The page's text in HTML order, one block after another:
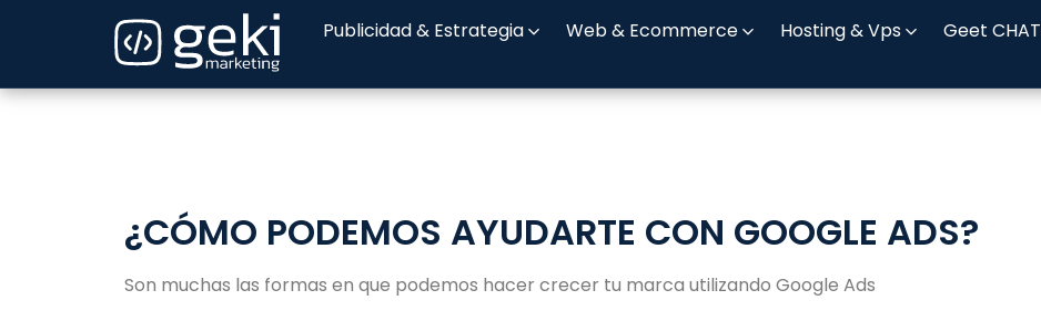
Publicidad & Estrategia Web & Ecommerce Hosting & Vps Geet CHAT
¿CÓMO PODEMOS AYUDARTE CON GOOGLE ADS?
Son muchas las formas en que podemos hacer crecer tu marca utilizando Google Ads